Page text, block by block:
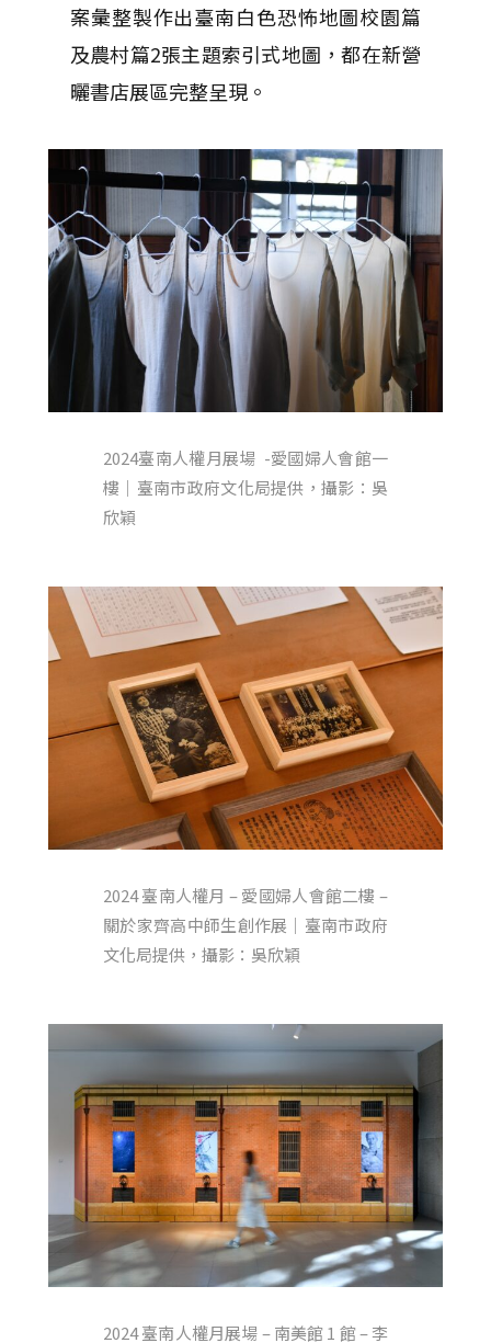
案彙整製作出臺南白色恐怖地圖校園篇
及農村篇2張主題索引式地圖，都在新營
曬書店展區完整呈現。
2024臺南人權月展場 -愛國婦人會館一
樓｜臺南市政府文化局提供，攝影：吳
欣穎
2024 臺南人權月 – 愛國婦人會館二樓 –
關於家齊高中師生創作展｜臺南市政府
文化局提供，攝影：吳欣穎
2024 臺南人權月展場 – 南美館 1 館 – 李